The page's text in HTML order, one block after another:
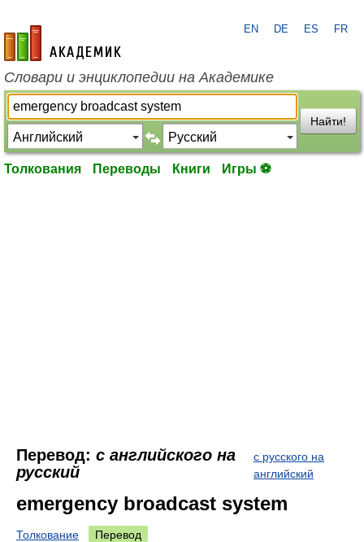
academic.ru
EN DE ES FR
Словари и энциклопедии на Академике
Найти!
Толкования Переводы Книги Игры ⚽
Перевод: с английского на
русский
с русского на
английский
emergency broadcast system
Толкование Перевод